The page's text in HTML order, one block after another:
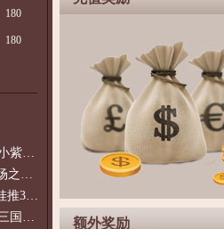
180
180
玩家攻略 | 吴国240至260非5小紫过策免
卡点攻略 | 陆逊势力-猇亭战场之陆逊
玩家攻略 | 蜀国无曹洪/郭嘉娃推375级，
【霸业】新区/新手全攻略（三国通用）2
额外奖励